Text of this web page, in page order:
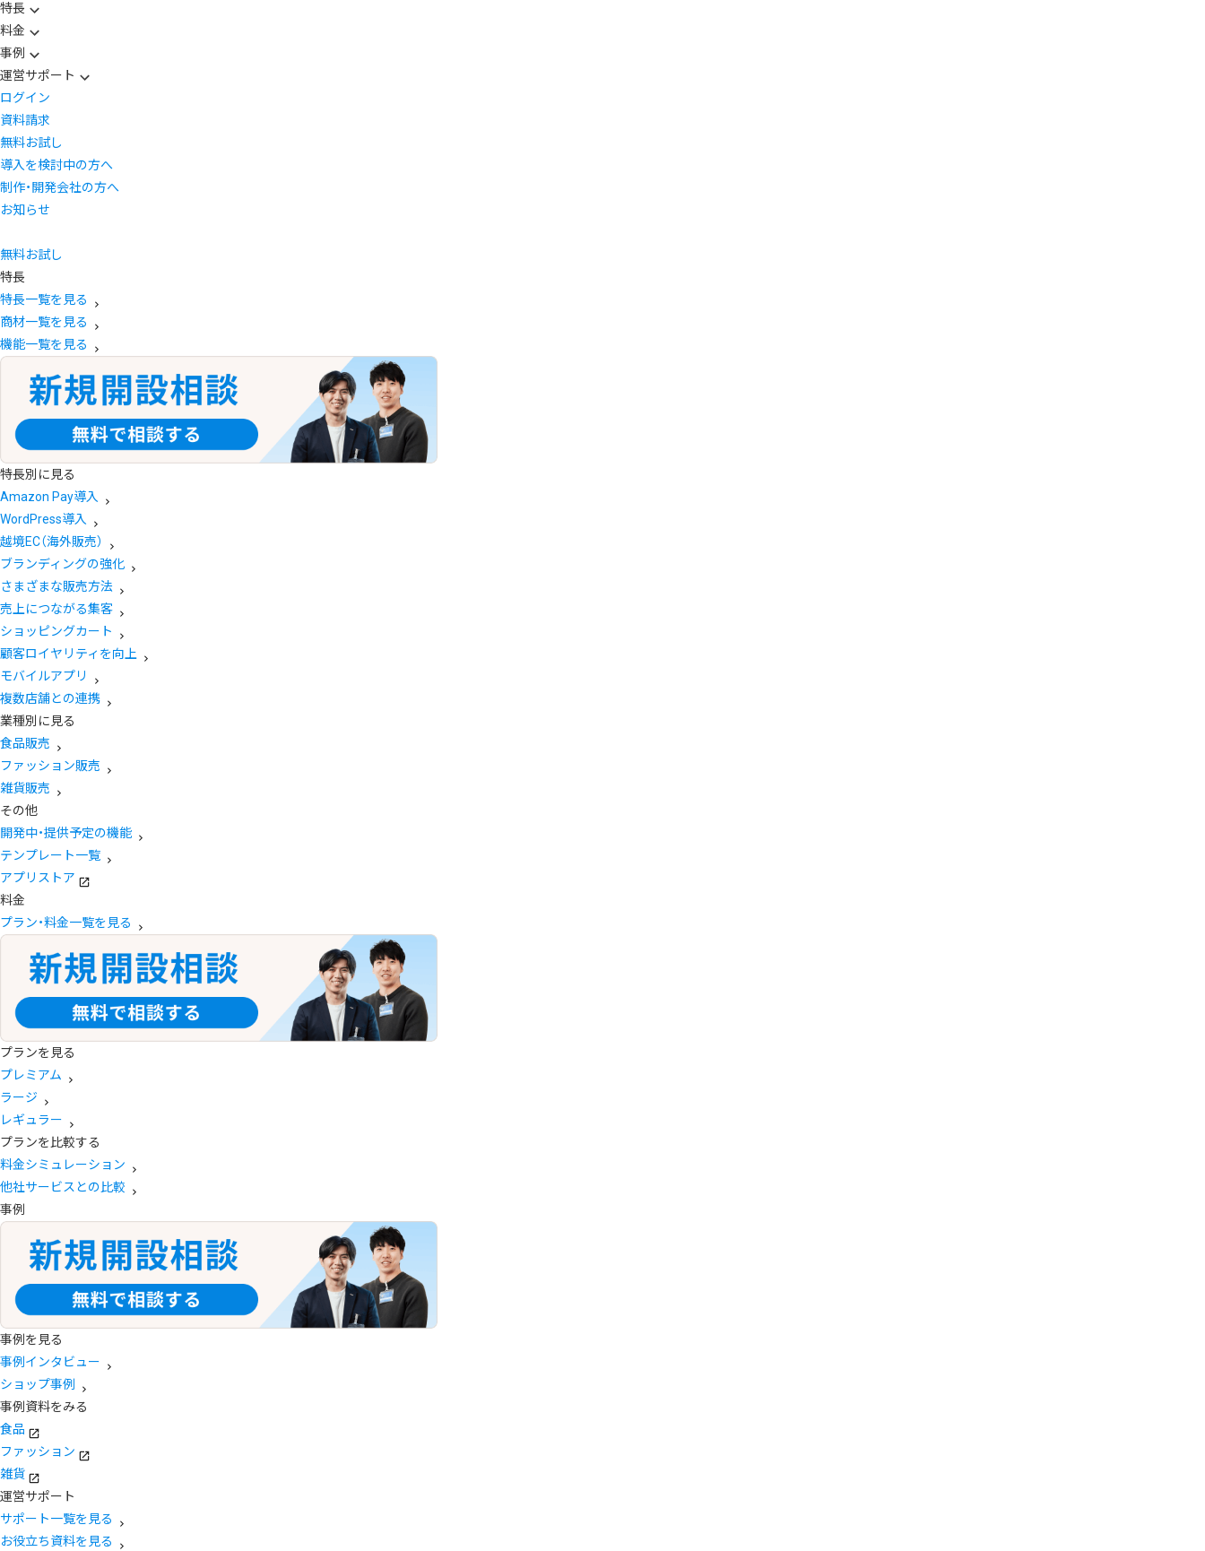
特長
料金
事例
運営サポート
ログイン
資料請求
無料お試し
導入を検討中の方へ
制作・開発会社の方へ
お知らせ
無料お試し
特長
特長一覧を見る
商材一覧を見る
機能一覧を見る
特長別に見る
Amazon Pay導入
WordPress導入
越境EC（海外販売）
ブランディングの強化
さまざまな販売方法
売上につながる集客
ショッピングカート
顧客ロイヤリティを向上
モバイルアプリ
複数店舗との連携
業種別に見る
食品販売
ファッション販売
雑貨販売
その他
開発中・提供予定の機能
テンプレート一覧
アプリストア
料金
プラン・料金一覧を見る
プランを見る
プレミアム
ラージ
レギュラー
プランを比較する
料金シミュレーション
他社サービスとの比較
事例
事例を見る
事例インタビュー
ショップ事例
事例資料をみる
食品
ファッション
雑貨
運営サポート
サポート一覧を見る
お役立ち資料を見る